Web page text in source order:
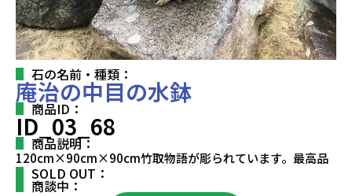
石の名前・種類：
庵治の中目の水鉢
商品ID：
ID_03_68
商品説明：
120cm×90cm×90cm竹取物語が彫られています。最高品
SOLD OUT：
商談中：